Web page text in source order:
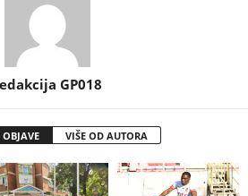
GP018
VIŠE OD AUTORA